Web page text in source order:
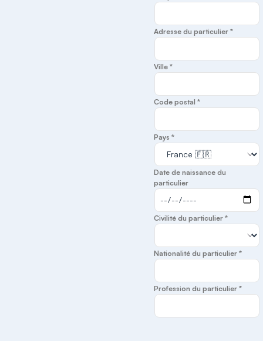
Adresse du particulier *
Ville *
Code postal *
Pays *
Date de naissance du
particulier
Civilité du particulier *
Nationalité du particulier *
Profession du particulier *